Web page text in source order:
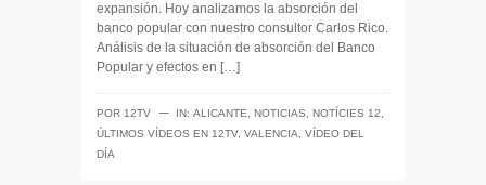
expansión. Hoy analizamos la absorción del
banco popular con nuestro consultor Carlos Rico.
Análisis de la situación de absorción del Banco
Popular y efectos en […]
POR 12TV ─ IN: ALICANTE, NOTICIAS, NOTÍCIES 12,
ÚLTIMOS VÍDEOS EN 12TV, VALENCIA, VÍDEO DEL
DÍA